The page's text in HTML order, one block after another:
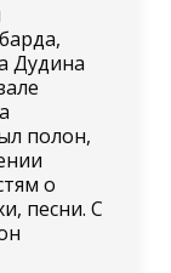
Дудина
полон,
о
песни. С